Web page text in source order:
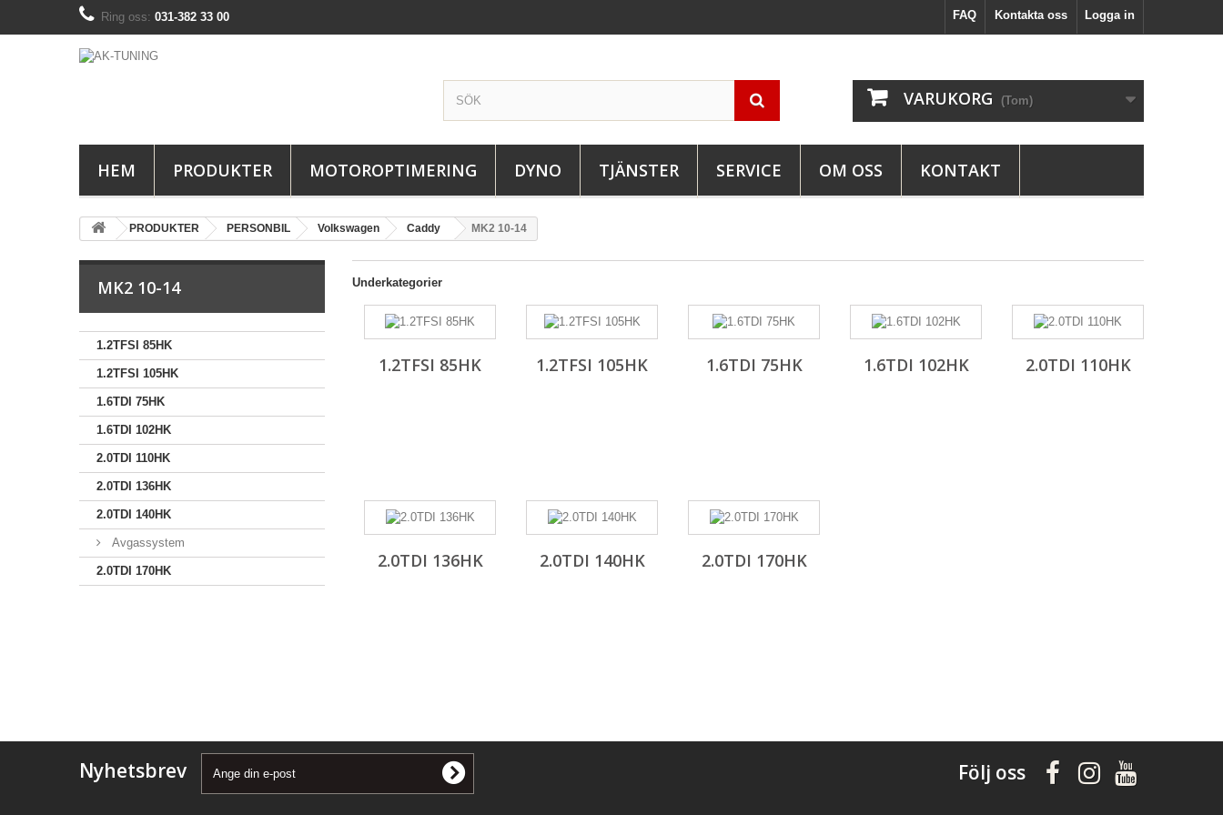
Logga in
Kontakta oss
FAQ
Ring oss: 031-382 33 00
VARUKORG (Tom)
HEM PRODUKTER MOTOROPTIMERING DYNO TJÄNSTER SERVICE OM OSS KONTAKT
PRODUKTER PERSONBIL Volkswagen Caddy MK2 10-14
MK2 10-14
1.2TFSI 85HK
1.2TFSI 105HK
1.6TDI 75HK
1.6TDI 102HK
2.0TDI 110HK
2.0TDI 136HK
2.0TDI 140HK
Avgassystem
2.0TDI 170HK
Underkategorier
1.2TFSI 85HK 1.2TFSI 105HK 1.6TDI 75HK 1.6TDI 102HK 2.0TDI 110HK
2.0TDI 136HK 2.0TDI 140HK 2.0TDI 170HK
Nyhetsbrev Följ oss